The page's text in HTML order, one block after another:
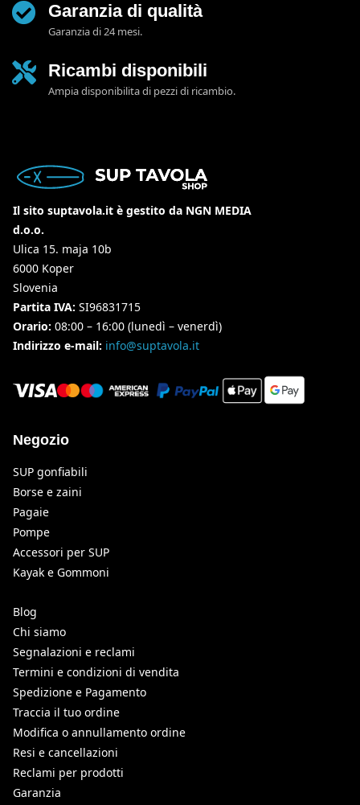
Garanzia di qualità
Garanzia di 24 mesi.
Ricambi disponibili
Ampia disponibilita di pezzi di ricambio.
Il sito suptavola.it è gestito da NGN MEDIA
d.o.o.
Ulica 15. maja 10b
6000 Koper
Slovenia
Partita IVA: SI96831715
Orario: 08:00 – 16:00 (lunedì – venerdì)
Indirizzo e-mail: info@suptavola.it
Negozio
SUP gonfiabili
Borse e zaini
Pagaie
Pompe
Accessori per SUP
Kayak e Gommoni
Blog
Chi siamo
Segnalazioni e reclami
Termini e condizioni di vendita
Spedizione e Pagamento
Traccia il tuo ordine
Modifica o annullamento ordine
Resi e cancellazioni
Reclami per prodotti
Garanzia